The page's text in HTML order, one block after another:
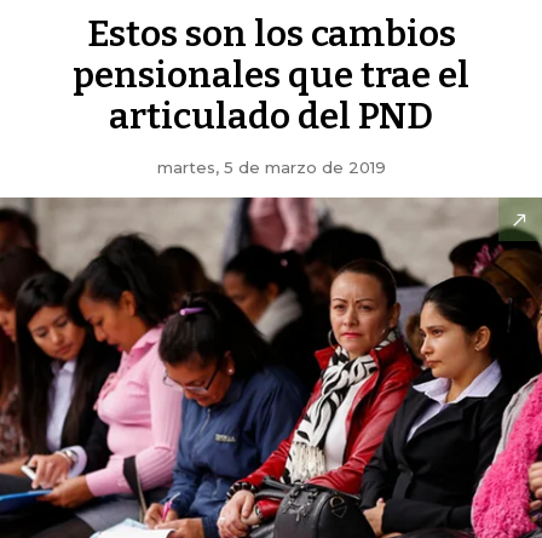
Estos son los cambios
pensionales que trae el
articulado del PND
martes, 5 de marzo de 2019